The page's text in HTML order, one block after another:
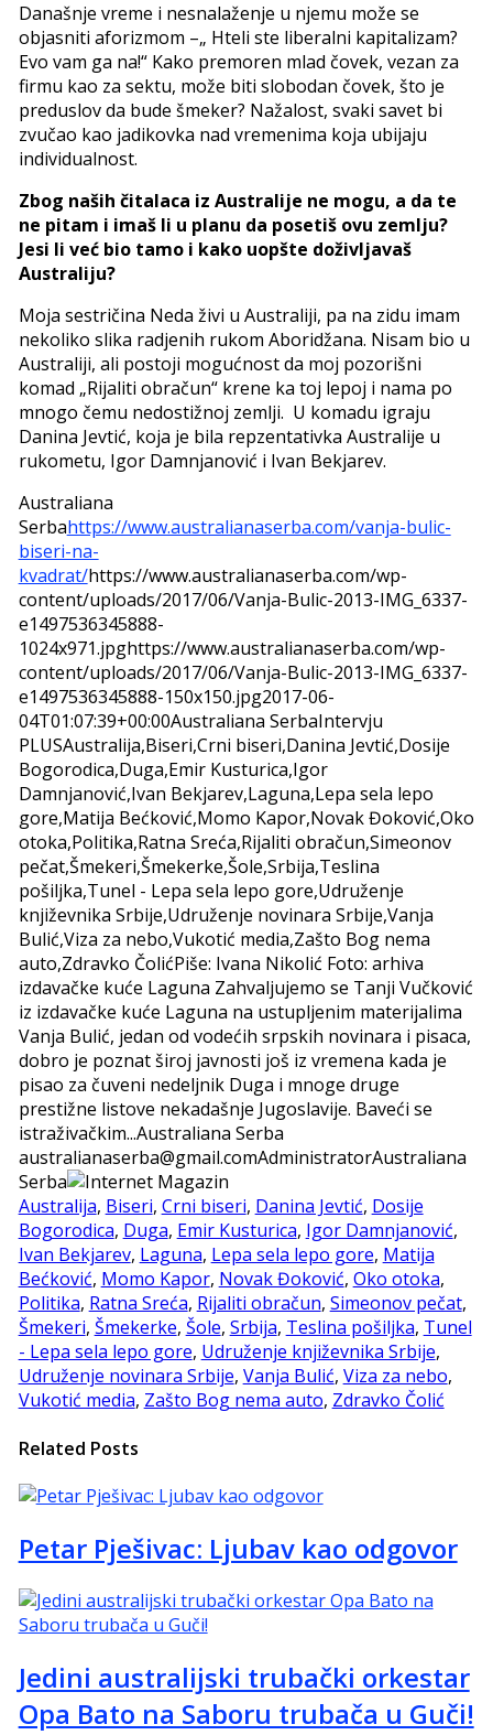
Današnje vreme i nesnalaženje u njemu može se
objasniti aforizmom –„ Hteli ste liberalni kapitalizam?
Evo vam ga na!“ Kako premoren mlad čovek, vezan za
firmu kao za sektu, može biti slobodan čovek, što je
preduslov da bude šmeker? Nažalost, svaki savet bi
zvučao kao jadikovka nad vremenima koja ubijaju
individualnost.
Zbog naših čitalaca iz Australije ne mogu, a da te
ne pitam i imaš li u planu da posetiš ovu zemlju?
Jesi li već bio tamo i kako uopšte doživljavaš
Australiju?
Moja sestričina Neda živi u Australiji, pa na zidu imam
nekoliko slika radjenih rukom Aboridžana. Nisam bio u
Australiji, ali postoji mogućnost da moj pozorišni
komad „Rijaliti obračun“ krene ka toj lepoj i nama po
mnogo čemu nedostižnoj zemlji. U komadu igraju
Danina Jevtić, koja je bila repzentativka Australije u
rukometu, Igor Damnjanović i Ivan Bekjarev.
Australiana
Serbahttps://www.australianaserba.com/vanja-bulic-
biseri-na-
kvadrat/https://www.australianaserba.com/wp-
content/uploads/2017/06/Vanja-Bulic-2013-IMG_6337-
e1497536345888-
1024x971.jpghttps://www.australianaserba.com/wp-
content/uploads/2017/06/Vanja-Bulic-2013-IMG_6337-
e1497536345888-150x150.jpg2017-06-
04T01:07:39+00:00Australiana SerbaIntervju
PLUSAustralija,Biseri,Crni biseri,Danina Jevtić,Dosije
Bogorodica,Duga,Emir Kusturica,Igor
Damnjanović,Ivan Bekjarev,Laguna,Lepa sela lepo
gore,Matija Bećković,Momo Kapor,Novak Đoković,Oko
otoka,Politika,Ratna Sreća,Rijaliti obračun,Simeonov
pečat,Šmekeri,Šmekerke,Šole,Srbija,Teslina
pošiljka,Tunel - Lepa sela lepo gore,Udruženje
književnika Srbije,Udruženje novinara Srbije,Vanja
Bulić,Viza za nebo,Vukotić media,Zašto Bog nema
auto,Zdravko ČolićPiše: Ivana Nikolić Foto: arhiva
izdavačke kuće Laguna Zahvaljujemo se Tanji Vučković
iz izdavačke kuće Laguna na ustupljenim materijalima
Vanja Bulić, jedan od vodećih srpskih novinara i pisaca,
dobro je poznat široj javnosti još iz vremena kada je
pisao za čuveni nedeljnik Duga i mnoge druge
prestižne listove nekadašnje Jugoslavije. Baveći se
istraživačkim...Australiana Serba
australianaserba@gmail.comAdministratorAustraliana
Serba
Australija, Biseri, Crni biseri, Danina Jevtić, Dosije
Bogorodica, Duga, Emir Kusturica, Igor Damnjanović,
Ivan Bekjarev, Laguna, Lepa sela lepo gore, Matija
Bećković, Momo Kapor, Novak Đoković, Oko otoka,
Politika, Ratna Sreća, Rijaliti obračun, Simeonov pečat,
Šmekeri, Šmekerke, Šole, Srbija, Teslina pošiljka, Tunel
- Lepa sela lepo gore, Udruženje književnika Srbije,
Udruženje novinara Srbije, Vanja Bulić, Viza za nebo,
Vukotić media, Zašto Bog nema auto, Zdravko Čolić
Related Posts
Petar Pješivac: Ljubav kao odgovor
Jedini australijski trubački orkestar
Opa Bato na Saboru trubača u Guči!